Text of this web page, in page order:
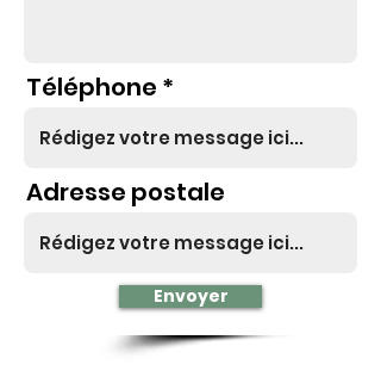
Téléphone
Adresse postale
Envoyer